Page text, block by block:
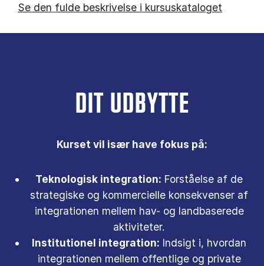
Se den fulde beskrivelse i kursuskataloget
DIT UDBYTTE
Kurset vil især have fokus på:
Teknologisk integration: Forståelse af de
strategiske og kommercielle konsekvenser af
integrationen mellem hav- og landbaserede
aktiviteter.
Institutionel integration: Indsigt i, hvordan
integrationen mellem offentlige og private